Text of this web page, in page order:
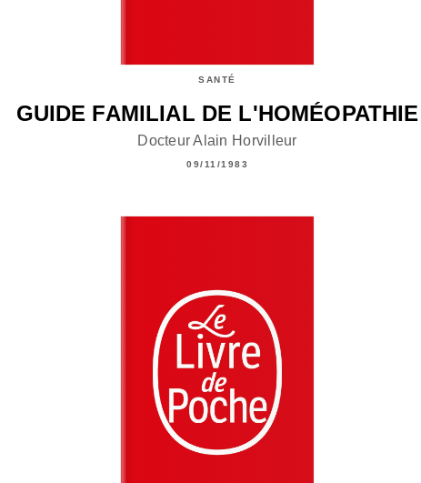
SANTÉ
GUIDE FAMILIAL DE L'HOMÉOPATHIE
Docteur Alain Horvilleur
09/11/1983